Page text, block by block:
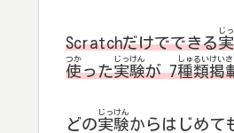
Scratchだけでできる
じ
使
つか
った実験
じっけん
が 7種類
しゅるい
掲
けい
どの実験
じっけん
からはじめて